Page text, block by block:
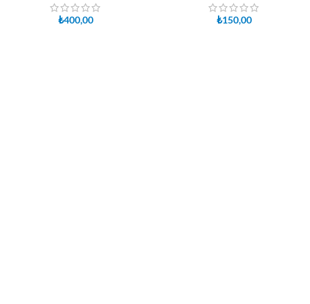
₺400,00 ₺150,00